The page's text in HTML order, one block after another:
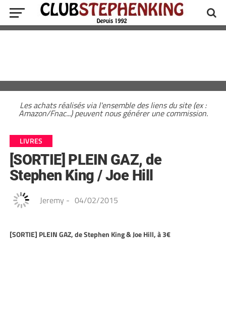
Les achats réalisés via l'ensemble des liens du site (ex :
Amazon/Fnac...) peuvent nous générer une commission.
LIVRES
[SORTIE] PLEIN GAZ, de
Stephen King / Joe Hill
Jeremy - 04/02/2015
[SORTIE] PLEIN GAZ, de Stephen King & Joe Hill, à 3€